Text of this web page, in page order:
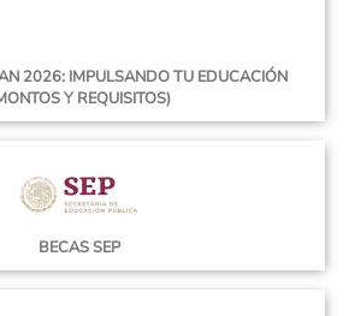
2026: IMPULSANDO TU EDUCACIÓN
Y REQUISITOS)
BECAS SEP